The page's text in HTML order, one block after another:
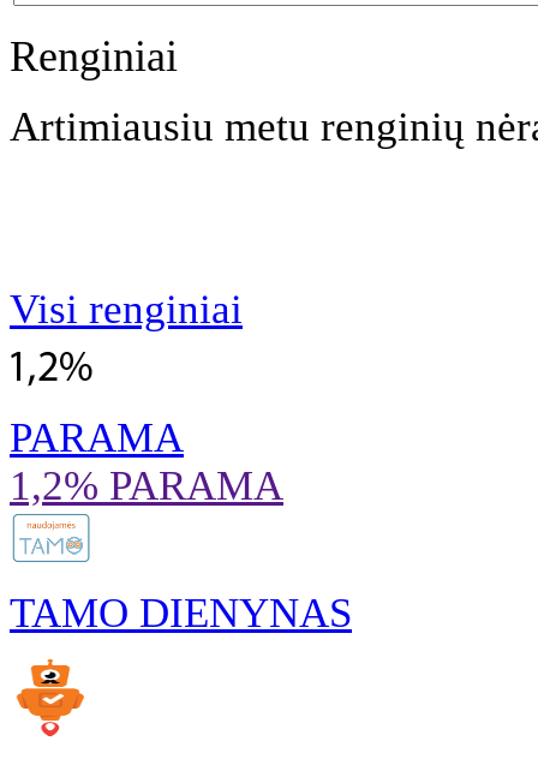
Renginiai
Artimiausiu metu renginių
Visi renginiai
PARAMA
1,2% PARAMA
TAMO DIENYNAS